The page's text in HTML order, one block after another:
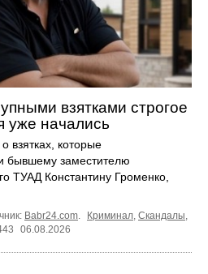
взятками строгое
уже начались
взятках, которые
бывшему заместителю
ТУАД Константину Громенко,
Babr24.com Криминал Скандалы
06.08.2026